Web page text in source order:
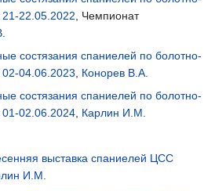
21-22.05.2022 , Чемпионат
состязания спаниелей по болотно-
02-04.06.2023
Конорев В.А.
состязания спаниелей по болотно-
01-02.06.2024 Карлин И.М.
выставка спаниелей ЦСС
И.М.